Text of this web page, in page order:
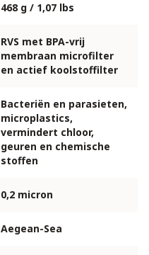
468 g / 1,07 lbs
RVS met BPA-vrij
membraan microfilter
en actief koolstoffilter
Bacteriën en parasieten,
microplastics,
vermindert chloor,
geuren en chemische
stoffen
0,2 micron
Aegean-Sea